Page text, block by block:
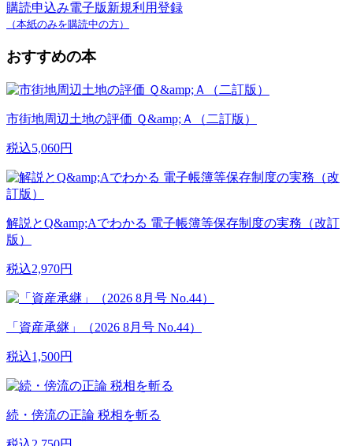
購読申込み電子版新規利用登録
（本紙のみを購読中の方）
おすすめの本
市街地周辺土地の評価 Ｑ&amp;Ａ（二訂版）
税込5,060円
解説とQ&amp;Aでわかる 電子帳簿等保存制度の実務（改訂
版）
税込2,970円
「資産承継」（2026 8月号 No.44）
税込1,500円
続・傍流の正論 税相を斬る